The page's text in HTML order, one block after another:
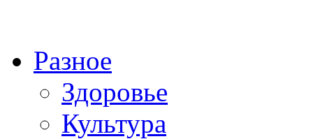
Разное
Здоровье
Культура